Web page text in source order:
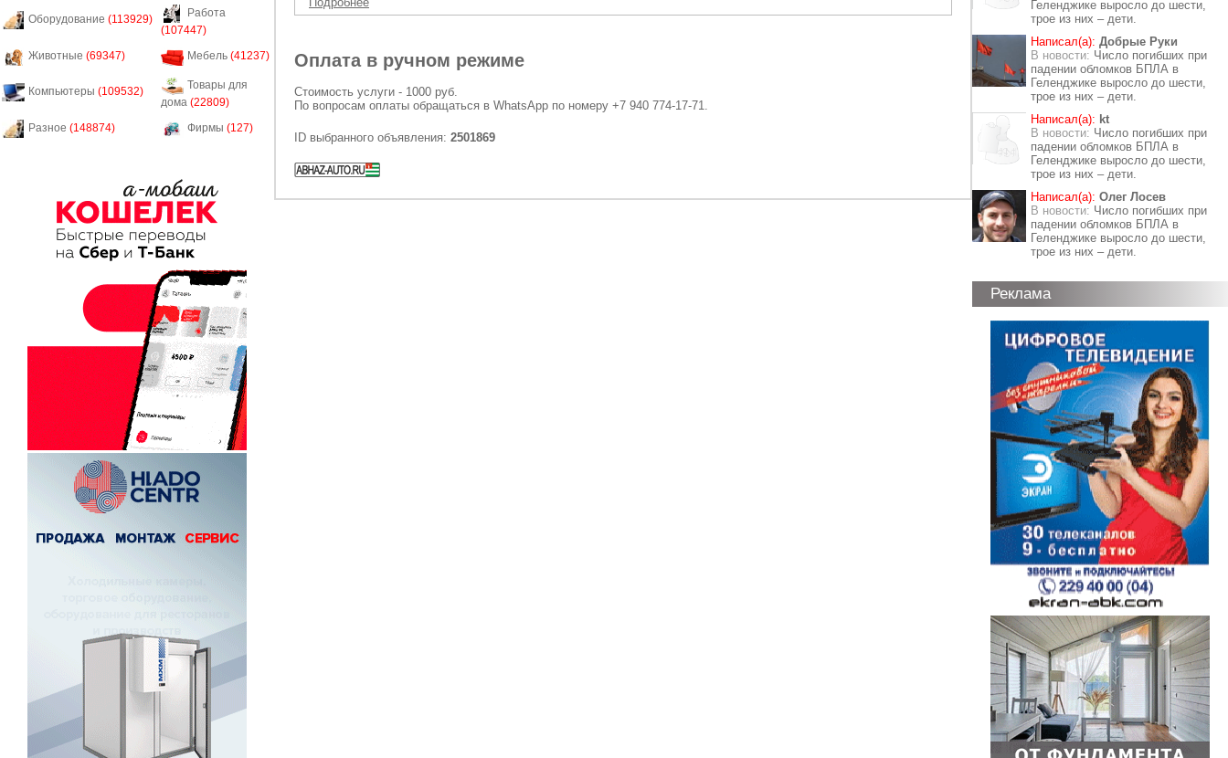
Оборудование (113929)
Работа
(107447)
Животные (69347) Мебель (41237)
Компьютеры (109532)
Товары для
дома (22809)
Разное (148874) Фирмы (127)
Оплата в ручном режиме
Стоимость услуги - 1000 руб.
По вопросам оплаты обращаться в WhatsApp по номеру +7 940 774-17-71.
ID выбранного объявления: 2501869
Геленджике выросло до шести,
трое из них – дети.
Написал(а): Добрые Руки
В новости: Число погибших при
падении обломков БПЛА в
Геленджике выросло до шести,
трое из них – дети.
Написал(а): kt
В новости: Число погибших при
падении обломков БПЛА в
Геленджике выросло до шести,
трое из них – дети.
Написал(а): Олег Лосев
В новости: Число погибших при
падении обломков БПЛА в
Геленджике выросло до шести,
трое из них – дети.
Реклама